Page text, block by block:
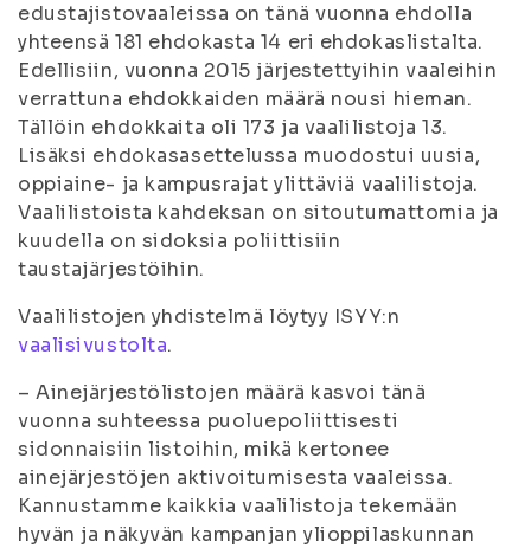
edustajistovaaleissa on tänä vuonna ehdolla
yhteensä 181 ehdokasta 14 eri ehdokaslistalta.
Edellisiin, vuonna 2015 järjestettyihin vaaleihin
verrattuna ehdokkaiden määrä nousi hieman.
Tällöin ehdokkaita oli 173 ja vaalilistoja 13.
Lisäksi ehdokasasettelussa muodostui uusia,
oppiaine- ja kampusrajat ylittäviä vaalilistoja.
Vaalilistoista kahdeksan on sitoutumattomia ja
kuudella on sidoksia poliittisiin
taustajärjestöihin.
Vaalilistojen yhdistelmä löytyy ISYY:n
vaalisivustolta.
– Ainejärjestölistojen määrä kasvoi tänä
vuonna suhteessa puoluepoliittisesti
sidonnaisiin listoihin, mikä kertonee
ainejärjestöjen aktivoitumisesta vaaleissa.
Kannustamme kaikkia vaalilistoja tekemään
hyvän ja näkyvän kampanjan ylioppilaskunnan